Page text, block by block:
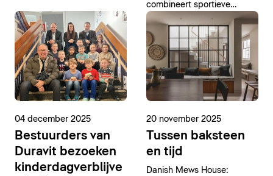
combineert sportieve
uitmuntendheid en tijdloos
design.
04 december 2025
Bestuurders van
Duravit bezoeken
kinderdagverblijve
20 november 2025
Tussen baksteen
en tijd
Danish Mews House: